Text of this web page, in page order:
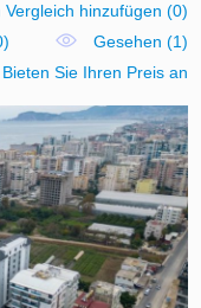
Vergleich hinzufügen (0)
)
Gesehen (1)
Bieten Sie Ihren Preis an